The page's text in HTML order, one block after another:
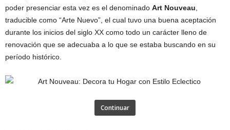
poder presenciar esta vez es el denominado Art Nouveau
traducible como “Arte Nuevo”, el cual tuvo una buena aceptación
durante los inicios del siglo XX como todo un carácter lleno de
renovación que se adecuaba a lo que se estaba buscando en su
período histórico.
Continuar